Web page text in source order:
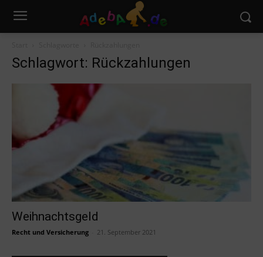
Schlagwort: Rückzahlungen
Weihnachtsgeld
Recht und Versicherung 21. September 2021